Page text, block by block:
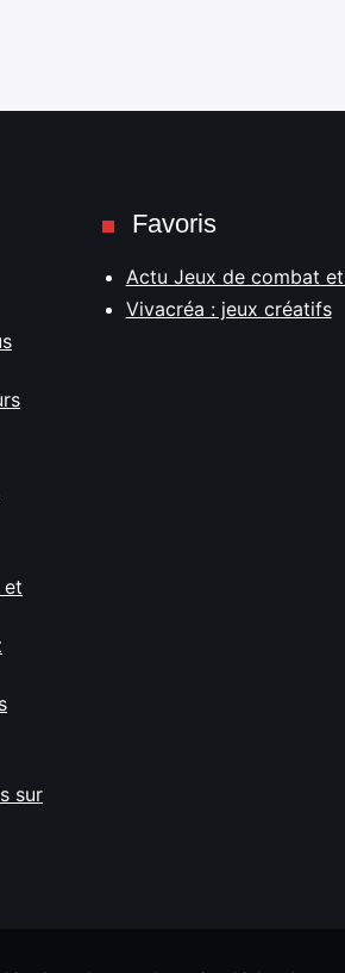
et
sur
Favoris
Actu Jeux de combat
Vivacréa : jeux créatifs